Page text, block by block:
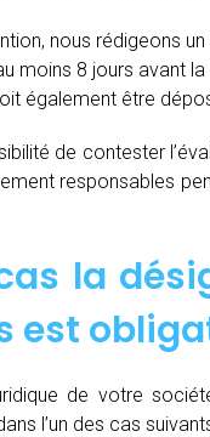
nous rédigeons
moins 8 jours avant
également être
de contester
responsables
la
est
de votre
l’un des cas